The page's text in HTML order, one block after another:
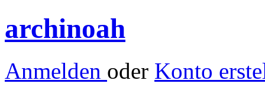
archinoah
Anmelden oder Konto